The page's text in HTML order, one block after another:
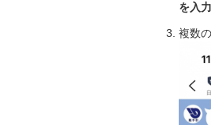
を入
複数